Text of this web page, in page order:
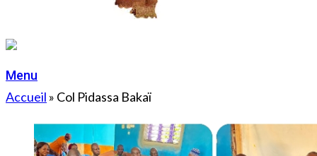
Menu
Accueil » Col Pidassa Bakaï